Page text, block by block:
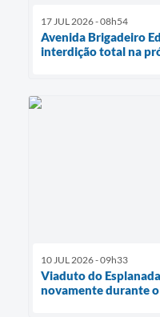
17 JUL 2026 - 08h54
Avenida Brigadeiro
interdição total na
10 JUL 2026 - 09h33
Viaduto do
novamente durante